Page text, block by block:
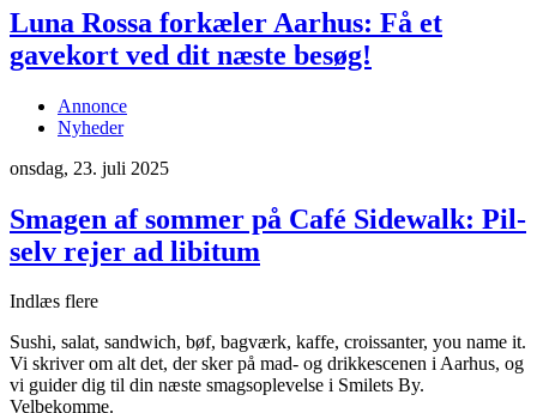
Luna Rossa forkæler Aarhus: Få et
gavekort ved dit næste besøg!
Annonce
Nyheder
onsdag, 23. juli 2025
Smagen af sommer på Café Sidewalk: Pil-
selv rejer ad libitum
Indlæs flere
Sushi, salat, sandwich, bøf, bagværk, kaffe, croissanter, you name it.
Vi skriver om alt det, der sker på mad- og drikkescenen i Aarhus, og
vi guider dig til din næste smagsoplevelse i Smilets By.
Velbekomme.